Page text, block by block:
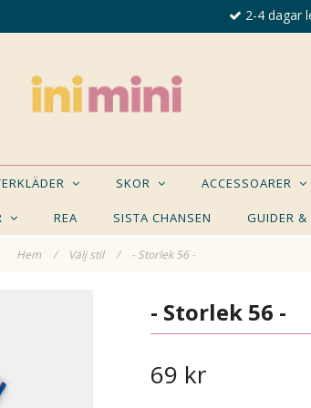
2-4 dagar
SKOR ACCESSOARER
REA SISTA CHANSEN GUIDER &
Hem / Välj stil / - Storlek 56 -
DESSA PRODUKTER KAN- Storlek 56 -
69 kr